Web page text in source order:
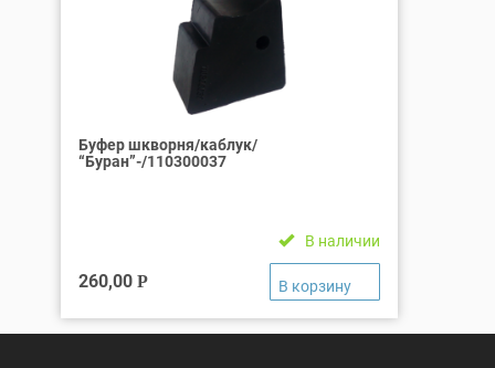
Буфер шкворня/каблук/
“Буран”-/110300037
В наличии
260,00 Р